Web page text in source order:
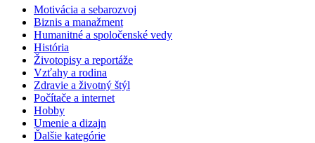
Motivácia a sebarozvoj
Biznis a manažment
Humanitné a spoločenské vedy
História
Životopisy a reportáže
Vzťahy a rodina
Zdravie a životný štýl
Počítače a internet
Hobby
Umenie a dizajn
Ďalšie kategórie